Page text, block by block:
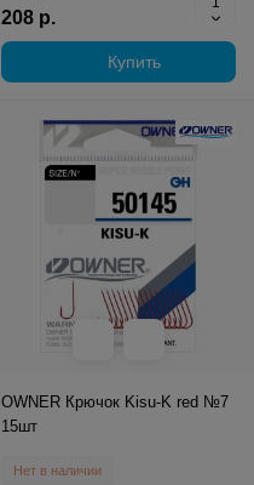
208 р.
Купить
OWNER Крючок Kisu-K red №7
15шт
Нет в наличии